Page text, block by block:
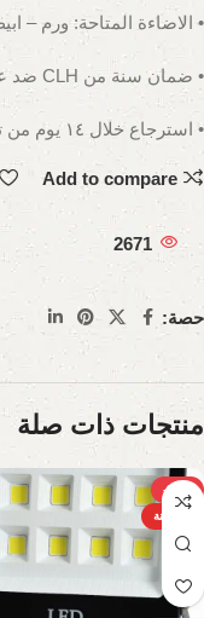
• الاضاءة المتاحة: ورم –
• ضمان سنة من CLH ضد عيوب الصناعة.
• استرجاع خلال ١٤ يوم من تاريخ الاستلام.
Add to compare
2671
حصة:
منتجات ذات صلة
-38%
الساخنة